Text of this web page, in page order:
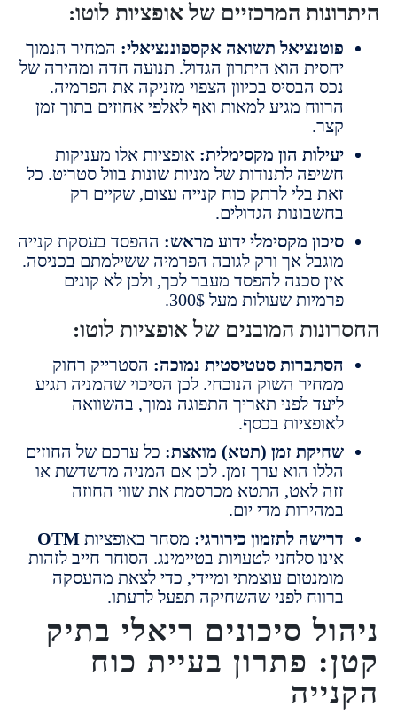
המרכזיים של אופציות לוטו:
פוטנציאל תשואה אקספוננציאלי:המחיר הנמוך
יחסית הוא היתרון הגדול. תנועה חדה ומהירה של
נכס הבסיס בכיוון הצפוי מזניקה את הפרמיה.
הרווח מגיע למאות ואף לאלפי אחוזים בתוך זמן
יעילות הון מקסימלית:אופציות אלו מעניקות
חשיפה לתנודות של מניות שונות בוול סטריט. כל
זאת בלי לרתק כוח קנייה עצום, שקיים רק
בחשבונות הגדולים.
סיכון מקסימלי ידוע מראש: ההפסד בעסקת קנייה
מוגבל אך ורק לגובה הפרמיה ששילמתם בכניסה.
אין סכנה להפסד מעבר לכך, ולכן לא קונים
פרמיות שעולות מעל 300$.
המובנים של אופציות לוטו:
הסתברות סטטיסטית נמוכה:הסטרייק רחוק
ממחיר השוק הנוכחי. לכן הסיכוי שהמניה תגיע
ליעד לפני תאריך התפוגה נמוך, בהשוואה
לאופציות בכסף.
שחיקת זמן (תטא) מואצת: כל ערכם של החוזים
הללו הוא ערך זמן. לכן אם המניה מדשדשת או
זזה לאט, התטא מכרסמת את שווי החוזה
במהירות מדי יום.
דרישה לתזמון כירורגי: מסחר באופציותOTM
אינו סלחני לטעויות בטיימינג. הסוחר חייב לזהות
מומנטום עוצמתי ומיידי, כדי לצאת מהעסקה
ברווח לפני שהשחיקה תפעל לרעתו.
סיכונים ריאלי בתיק
פתרון בעיית כוח